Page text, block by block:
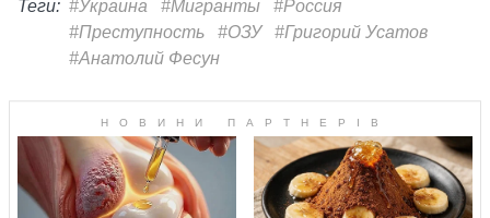
Теги: #Украина #Мигранты
#Россия
#Преступность
#ОЗУ
#Григорий Усатов
#Анатолий Фесун